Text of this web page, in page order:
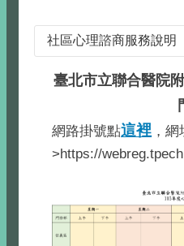
社區心理諮商服務說明
臺北市立聯合醫院
網路掛號點這裡 ，
>https://